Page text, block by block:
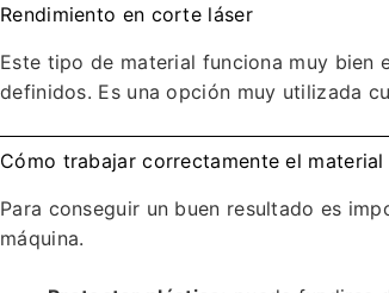
Rendimiento en corte láser
Este tipo de material funciona muy bien
definidos. Es una opción muy utilizada
Cómo trabajar correctamente el
Para conseguir un buen resultado es
máquina.